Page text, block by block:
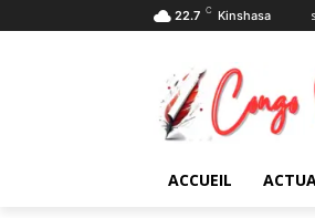
22.7 C Kinshasa
ACCUEIL